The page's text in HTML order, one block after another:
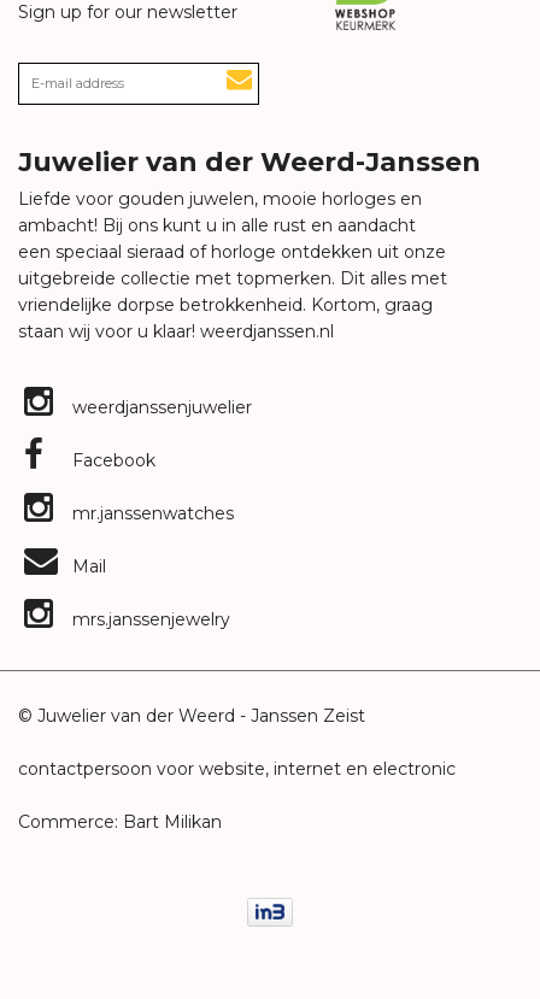
Sign up for our newsletter
Juwelier van der Weerd-Janssen
Liefde voor gouden juwelen, mooie horloges en
ambacht! Bij ons kunt u in alle rust en aandacht
een speciaal sieraad of horloge ontdekken uit onze
uitgebreide collectie met topmerken. Dit alles met
vriendelijke dorpse betrokkenheid. Kortom, graag
staan wij voor u klaar! weerdjanssen.nl
weerdjanssenjuwelier
Facebook
mr.janssenwatches
Mail
mrs.janssenjewelry
© Juwelier van der Weerd - Janssen Zeist
contactpersoon voor website, internet en electronic
Commerce: Bart Milikan